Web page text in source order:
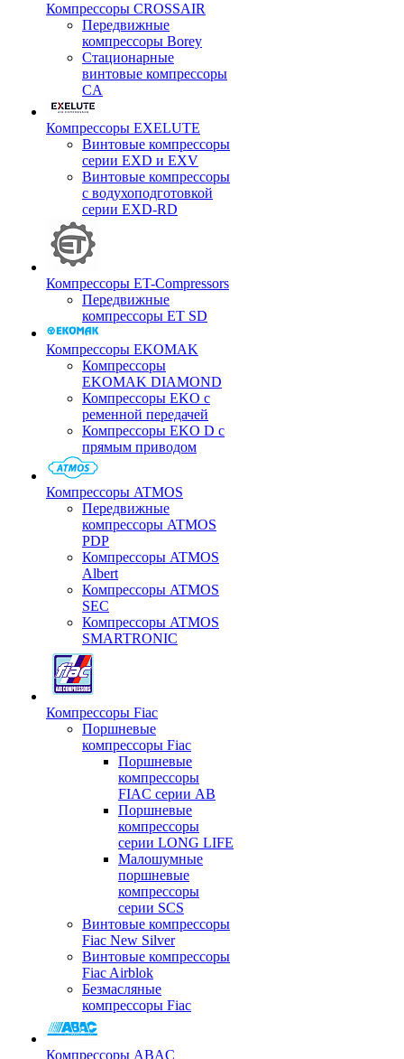
Компрессоры CROSSAIR
Передвижные
компрессоры Borey
Стационарные
винтовые компрессоры
CA
Компрессоры EXELUTE
Винтовые компрессоры
серии EXD и EXV
Винтовые компрессоры
с водухоподготовкой
серии EXD-RD
Компрессоры ET-Compressors
Передвижные
компрессоры ET SD
Компрессоры EKOMAK
Компрессоры
EKOMAK DIAMOND
Компрессоры EKO c
ременной передачей
Компрессоры EKO D с
прямым приводом
Компрессоры ATMOS
Передвижные
компрессоры ATMOS
PDP
Компрессоры ATMOS
Albert
Компрессоры ATMOS
SEC
Компрессоры ATMOS
SMARTRONIC
Компрессоры Fiac
Поршневые
компрессоры Fiac
Поршневые
компрессоры
FIAC серии AB
Поршневые
компрессоры
серии LONG LIFE
Малошумные
поршневые
компрессоры
серии SCS
Винтовые компрессоры
Fiac New Silver
Винтовые компрессоры
Fiac Airblok
Безмасляные
компрессоры Fiac
Компрессоры ABAC